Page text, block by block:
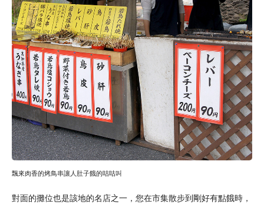
飄來肉香的烤鳥串讓人肚子餓的咕咕叫
對面的攤位也是該地的名店之一，您在市集散步到剛好有點餓時，